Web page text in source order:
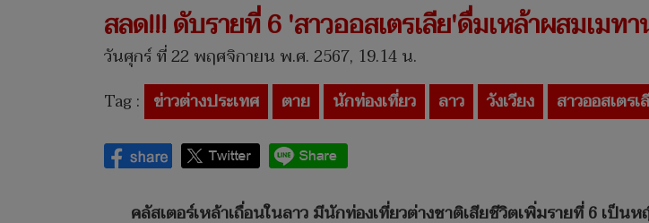
สลด!!! ดับรายที่ 6 'สาวออสเตรเลีย'ดื่มเหล้าผสมเมทา
วันศุกร์ ที่ 22 พฤศจิกายน พ.ศ. 2567, 19.14 น.
Tag : ข่าวต่างประเทศ ตาย นักท่องเที่ยว ลาว วังเวียง สาวออสเตรเ
คลัสเตอร์เหล้าเถื่อนในลาว มีนักท่องเที่ยวต่างชาติเสียชีวิตเพิ่มรายที่ 6 เป็น